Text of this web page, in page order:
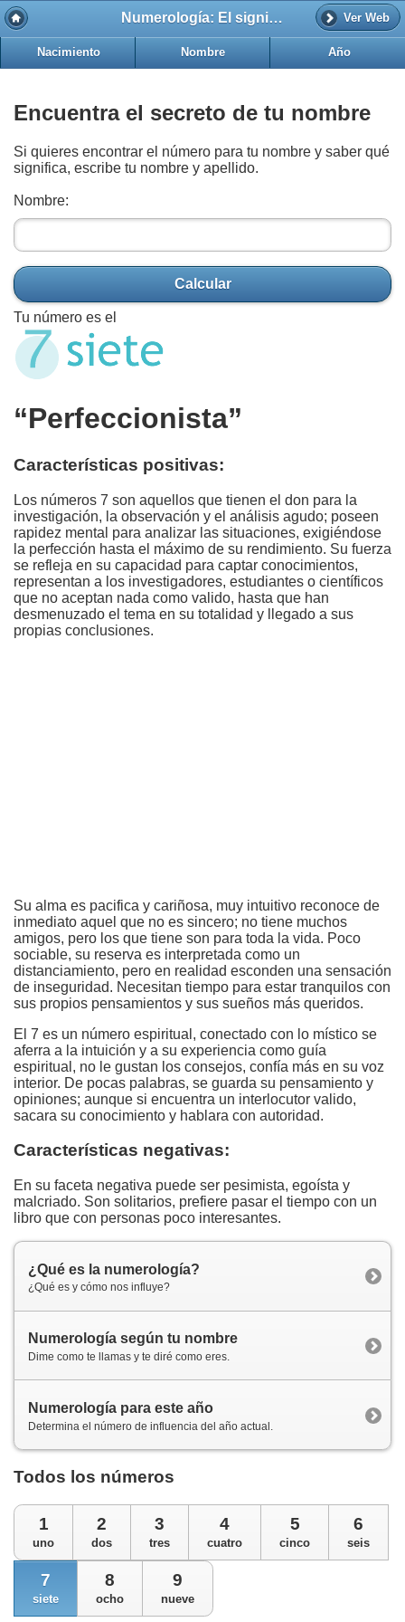
Numerología: El significado del número 7 según tu nombre Ver Web
Nacimiento Nombre Año
Encuentra el secreto de tu nombre
Si quieres encontrar el número para tu nombre y saber qué
significa, escribe tu nombre y apellido.
Nombre:
Calcular
Tu número es el
“Perfeccionista”
Características positivas:
Los números 7 son aquellos que tienen el don para la
investigación, la observación y el análisis agudo; poseen
rapidez mental para analizar las situaciones, exigiéndose
la perfección hasta el máximo de su rendimiento. Su fuerza
se refleja en su capacidad para captar conocimientos,
representan a los investigadores, estudiantes o científicos
que no aceptan nada como valido, hasta que han
desmenuzado el tema en su totalidad y llegado a sus
propias conclusiones.
Su alma es pacifica y cariñosa, muy intuitivo reconoce de
inmediato aquel que no es sincero; no tiene muchos
amigos, pero los que tiene son para toda la vida. Poco
sociable, su reserva es interpretada como un
distanciamiento, pero en realidad esconden una sensación
de inseguridad. Necesitan tiempo para estar tranquilos con
sus propios pensamientos y sus sueños más queridos.
El 7 es un número espiritual, conectado con lo místico se
aferra a la intuición y a su experiencia como guía
espiritual, no le gustan los consejos, confía más en su voz
interior. De pocas palabras, se guarda su pensamiento y
opiniones; aunque si encuentra un interlocutor valido,
sacara su conocimiento y hablara con autoridad.
Características negativas:
En su faceta negativa puede ser pesimista, egoísta y
malcriado. Son solitarios, prefiere pasar el tiempo con un
libro que con personas poco interesantes.
¿Qué es la numerología?
¿Qué es y cómo nos influye?
Numerología según tu nombre
Dime como te llamas y te diré como eres.
Numerología para este año
Determina el número de influencia del año actual.
Todos los números
1
uno
2
dos
3
tres
4
cuatro
5
cinco
6
seis
7
siete
8
ocho
9
nueve